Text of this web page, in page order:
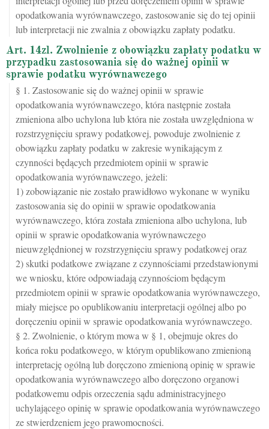
opodatkowania wyrównawczego, zastosowanie się do tej opinii
lub interpretacji nie zwalnia z obowiązku zapłaty podatku.
Art. 14zl. Zwolnienie z obowiązku zapłaty podatku w
przypadku zastosowania się do ważnej opinii w
sprawie podatku wyrównawczego
§ 1. Zastosowanie się do ważnej opinii w sprawie
opodatkowania wyrównawczego, która następnie została
zmieniona albo uchylona lub która nie została uwzględniona w
rozstrzygnięciu sprawy podatkowej, powoduje zwolnienie z
obowiązku zapłaty podatku w zakresie wynikającym z
czynności będących przedmiotem opinii w sprawie
opodatkowania wyrównawczego, jeżeli:
1) zobowiązanie nie zostało prawidłowo wykonane w wyniku
zastosowania się do opinii w sprawie opodatkowania
wyrównawczego, która została zmieniona albo uchylona, lub
opinii w sprawie opodatkowania wyrównawczego
nieuwzględnionej w rozstrzygnięciu sprawy podatkowej oraz
2) skutki podatkowe związane z czynnościami przedstawionymi
we wniosku, które odpowiadają czynnościom będącym
przedmiotem opinii w sprawie opodatkowania wyrównawczego,
miały miejsce po opublikowaniu interpretacji ogólnej albo po
doręczeniu opinii w sprawie opodatkowania wyrównawczego.
§ 2. Zwolnienie, o którym mowa w § 1, obejmuje okres do
końca roku podatkowego, w którym opublikowano zmienioną
interpretację ogólną lub doręczono zmienioną opinię w sprawie
opodatkowania wyrównawczego albo doręczono organowi
podatkowemu odpis orzeczenia sądu administracyjnego
uchylającego opinię w sprawie opodatkowania wyrównawczego
ze stwierdzeniem jego prawomocności.